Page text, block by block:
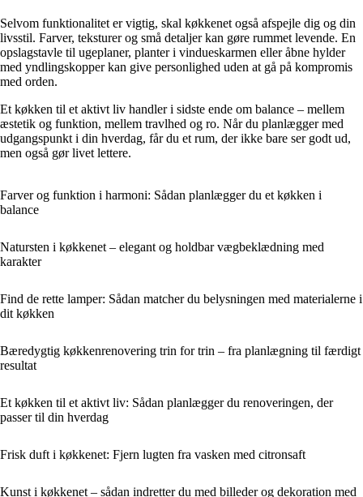
Selvom funktionalitet er vigtig, skal køkkenet også afspejle dig og din
livsstil. Farver, teksturer og små detaljer kan gøre rummet levende. En
opslagstavle til ugeplaner, planter i vindueskarmen eller åbne hylder
med yndlingskopper kan give personlighed uden at gå på kompromis
med orden.
Et køkken til et aktivt liv handler i sidste ende om balance – mellem
æstetik og funktion, mellem travlhed og ro. Når du planlægger med
udgangspunkt i din hverdag, får du et rum, der ikke bare ser godt ud,
men også gør livet lettere.
Farver og funktion i harmoni: Sådan planlægger du et køkken i
balance
Natursten i køkkenet – elegant og holdbar vægbeklædning med
karakter
Find de rette lamper: Sådan matcher du belysningen med materialerne i
dit køkken
Bæredygtig køkkenrenovering trin for trin – fra planlægning til færdigt
resultat
Et køkken til et aktivt liv: Sådan planlægger du renoveringen, der
passer til din hverdag
Frisk duft i køkkenet: Fjern lugten fra vasken med citronsaft
Kunst i køkkenet – sådan indretter du med billeder og dekoration med